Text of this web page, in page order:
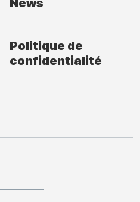
Politique de
confidentialité